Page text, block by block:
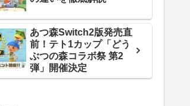
あつ森Switch2版発売直
前！テト1カップ「どう
ぶつの森コラボ祭 第2
弾」開催決定